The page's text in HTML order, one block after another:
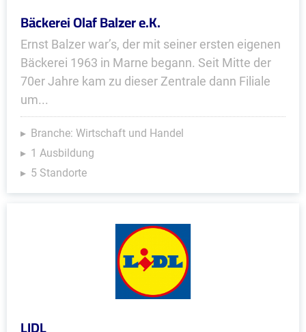
Bäckerei Olaf Balzer e.K.
Ernst Balzer war’s, der mit seiner ersten eigenen
Bäckerei 1963 in Marne begann. Seit Mitte der
70er Jahre kam zu dieser Zentrale dann Filiale
um...
Branche: Wirtschaft und Handel
1 Ausbildung
5 Standorte